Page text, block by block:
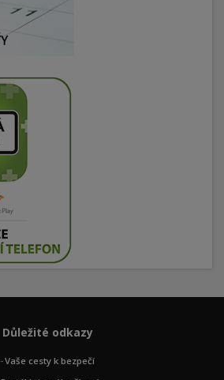
Důležité odkazy
Vaše cesty k bezpečí